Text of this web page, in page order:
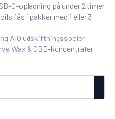
C-opladning på under 2 timer
fås i pakker med 1 eller 3
AIO udskiftningsspoler
Wax & CBD-koncentrater